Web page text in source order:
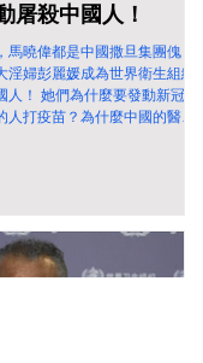
屠殺中國人！
馬曉偉都是中國撒旦集團傀
婦彭麗媛成為世界衛生組織
人！ 她們為什麼要發動新冠
打疫苗？為什麼中國的醫療